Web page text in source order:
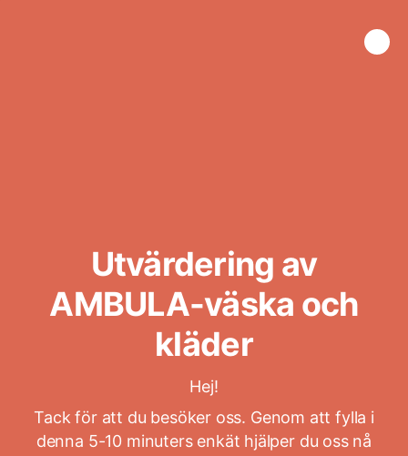
Utvärdering av
AMBULA-väska och
kläder
Hej!
Tack för att du besöker oss. Genom att fylla i
denna 5-10 minuters enkät hjälper du oss nå